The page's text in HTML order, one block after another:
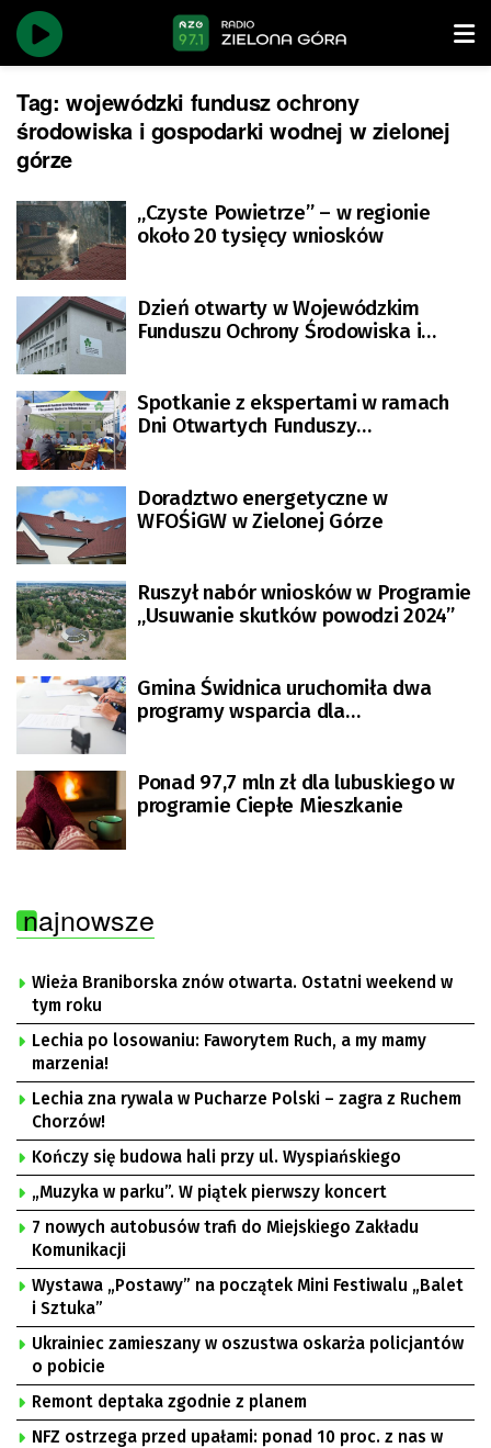
Tag: wojewódzki fundusz ochrony
środowiska i gospodarki wodnej w zielonej
górze
„Czyste Powietrze” – w regionie
około 20 tysięcy wniosków
Dzień otwarty w Wojewódzkim
Funduszu Ochrony Środowiska i
Spotkanie z ekspertami w ramach
Dni Otwartych Funduszy
Doradztwo energetyczne w
WFOŚiGW w Zielonej Górze
Ruszył nabór wniosków w Programie
„Usuwanie skutków powodzi 2024”
Gmina Świdnica uruchomiła dwa
programy wsparcia dla
domów
Ponad 97,7 mln zł dla lubuskiego w
programie Ciepłe Mieszkanie
najnowsze
Wieża Braniborska znów otwarta. Ostatni weekend w
tym roku
Lechia po losowaniu: Faworytem Ruch, a my mamy
marzenia!
Lechia zna rywala w Pucharze Polski – zagra z Ruchem
Chorzów!
Kończy się budowa hali przy ul. Wyspiańskiego
„Muzyka w parku”. W piątek pierwszy koncert
7 nowych autobusów trafi do Miejskiego Zakładu
Komunikacji
Wystawa „Postawy” na początek Mini Festiwalu „Balet
i Sztuka”
Ukrainiec zamieszany w oszustwa oskarża policjantów
o pobicie
Remont deptaka zgodnie z planem
NFZ ostrzega przed upałami: ponad 10 proc. z nas w